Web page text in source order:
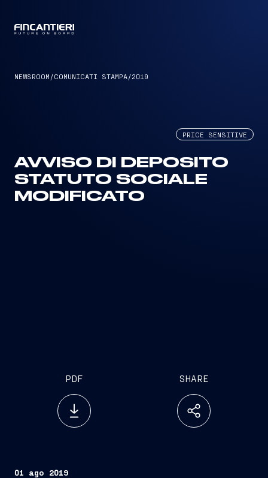
NEWSROOM /COMUNICATI STAMPA/2019
PRICE SENSITIVE
AVVISO DI DEPOSITO
STATUTO SOCIALE
MODIFICATO
PDF SHARE
01 ago 2019